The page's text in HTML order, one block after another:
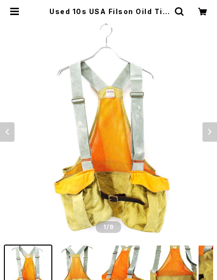
Used 10s USA Filson Oild Tin
Size Free 古着 | ear vintage&c
ulture store
1/9